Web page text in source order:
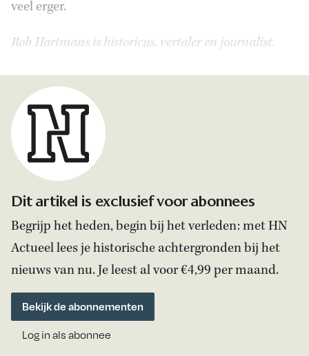
veel erger.
Rob Hartmans is historicus, vertaler en journalist.
Dit artikel is exclusief voor abonnees
Begrijp het heden, begin bij het verleden: met HN
Actueel lees je historische achtergronden bij het
nieuws van nu. Je leest al voor €4,99 per maand.
Bekijk de abonnementen
Log in als abonnee